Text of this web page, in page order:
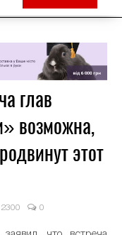
глав
возможна,
этот
2300 0